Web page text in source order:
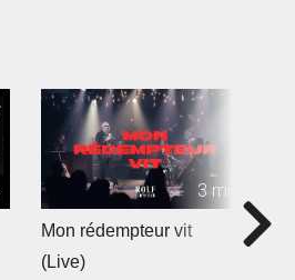
3 min
Mon rédempteur vit
(Live)